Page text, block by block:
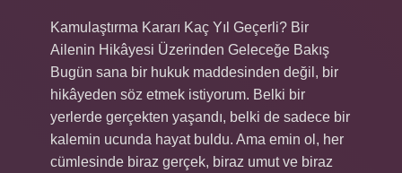
Kamulaştırma Kararı Kaç Yıl Geçerli? Bir
Ailenin Hikâyesi Üzerinden Geleceğe Bakış
Bugün sana bir hukuk maddesinden değil, bir
hikâyeden söz etmek istiyorum. Belki bir
yerlerde gerçekten yaşandı, belki de sadece bir
kalemin ucunda hayat buldu. Ama emin ol, her
cümlesinde biraz gerçek, biraz umut ve biraz